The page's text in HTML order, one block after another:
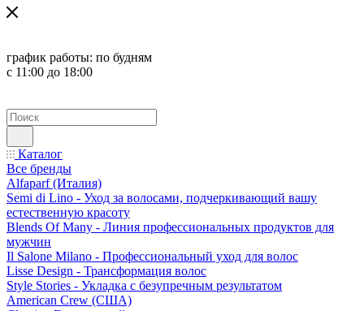
график работы: по будням
с 11:00 до 18:00
Каталог
Все бренды
Alfaparf (Италия)
Semi di Lino - Уход за волосами, подчеркивающий вашу
естественную красоту
Blends Of Many - Линия профессиональных продуктов для
мужчин
Il Salone Milano - Профессиональный уход для волос
Lisse Design - Трансформация волос
Style Stories - Укладка с безупречным результатом
American Crew (США)